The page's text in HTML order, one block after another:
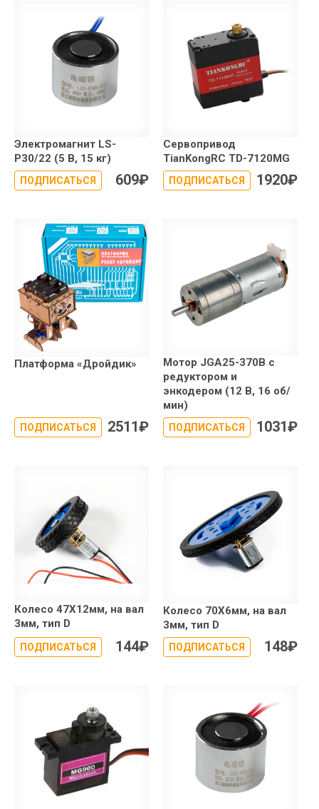
Электромагнит LS-
P30/22 (5 В, 15 кг)
ПОДПИСАТЬСЯ 609₽
Сервопривод
TianKongRC TD-7120MG
ПОДПИСАТЬСЯ 1920₽
Платформа «Дройдик»
ПОДПИСАТЬСЯ 2511₽
Мотор JGA25-370B с
редуктором и
энкодером (12 В, 16 об/
мин)
ПОДПИСАТЬСЯ 1031₽
Колесо 47X12мм, на вал
3мм, тип D
ПОДПИСАТЬСЯ 144₽
Колесо 70X6мм, на вал
3мм, тип D
ПОДПИСАТЬСЯ 148₽